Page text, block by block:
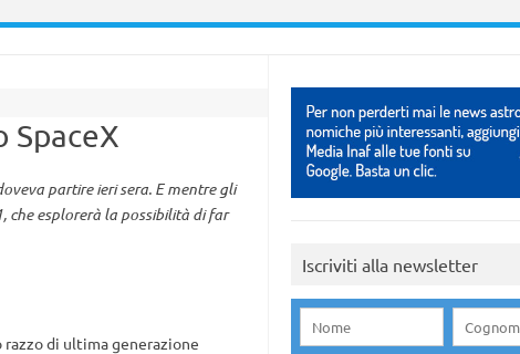
partire ieri sera. E mentre gli
che esplorerà la possibilità di far
razzo di ultima generazione
Iscriviti alla newsletter